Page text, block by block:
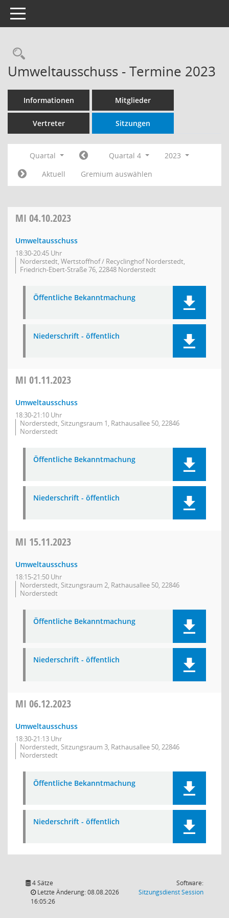
Toggle navigation
Rechercheauswahl
Umweltausschuss - Termine 2023
Informationen Mitglieder
Vertreter Sitzungen
Quartal Quartal 4
2023
Aktuell
Gremium auswählen
MI 04.10.2023
Umweltausschuss
18:30-20:45 Uhr
Norderstedt, Wertstoffhof / Recyclinghof Norderstedt,
Friedrich-Ebert-Straße 76, 22848 Norderstedt
Öffentliche Bekanntmachung
Niederschrift - öffentlich
MI 01.11.2023
Umweltausschuss
18:30-21:10 Uhr
Norderstedt, Sitzungsraum 1, Rathausallee 50, 22846
Norderstedt
Öffentliche Bekanntmachung
Niederschrift - öffentlich
MI 15.11.2023
Umweltausschuss
18:15-21:50 Uhr
Norderstedt, Sitzungsraum 2, Rathausallee 50, 22846
Norderstedt
Öffentliche Bekanntmachung
Niederschrift - öffentlich
MI 06.12.2023
Umweltausschuss
18:30-21:13 Uhr
Norderstedt, Sitzungsraum 3, Rathausallee 50, 22846
Norderstedt
Öffentliche Bekanntmachung
Niederschrift - öffentlich
4 Sätze
Letzte Änderung: 08.08.2026
16:05:26
Software:
SitzungsdienstSession(Wird in